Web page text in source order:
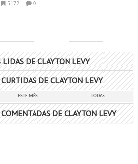
5172 0
LIDAS DE CLAYTON LEVY
DE CLAYTON LEVY
ESTE MÊS TODAS
DE CLAYTON LEVY